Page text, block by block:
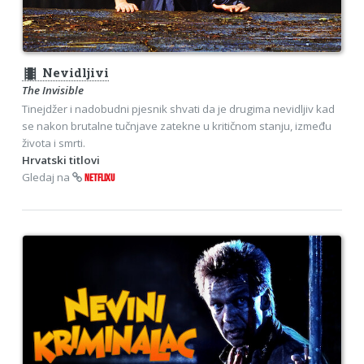
theaters Nevidljivi
The Invisible
Tinejdžer i nadobudni pjesnik shvati da je drugima nevidljiv kad
se nakon brutalne tučnjave zatekne u kritičnom stanju, između
života i smrti.
Hrvatski titlovi
Gledaj na
NETFLIXU